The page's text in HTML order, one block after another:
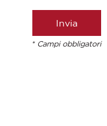
* Campi obbligatori